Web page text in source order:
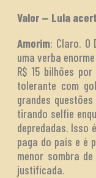
Valor — Lula
Amorim: Claro. O
uma verba
R$ 15 bilhões
tolerante com
grandes
tirando selfie
depredadas. Isso
paga do país e é
menor sombra
justificada.